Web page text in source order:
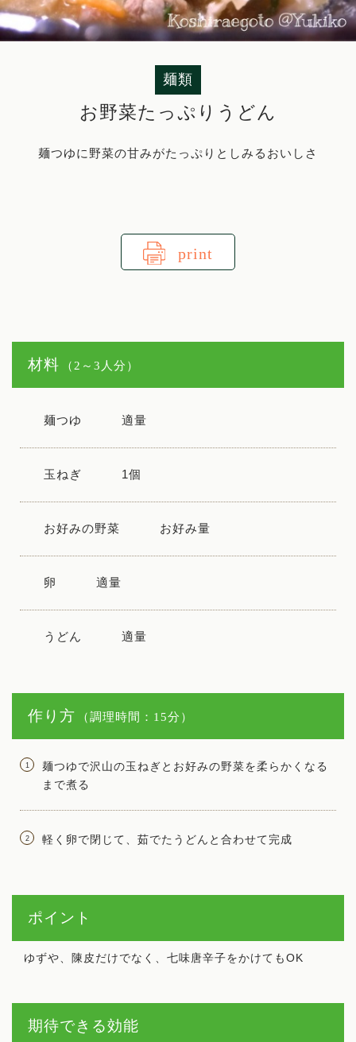
麺類
お野菜たっぷりうどん
麺つゆに野菜の甘みがたっぷりとしみるおいしさ
print
材料 （2～3人分）
麺つゆ 適量
玉ねぎ 1個
お好みの野菜 お好み量
卵 適量
うどん 適量
作り方 （調理時間：15分）
麺つゆで沢山の玉ねぎとお好みの野菜を柔らかくなる
まで煮る
軽く卵で閉じて、茹でたうどんと合わせて完成
ポイント
ゆずや、陳皮だけでなく、七味唐辛子をかけてもOK
期待できる効能